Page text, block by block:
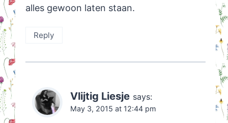
alles gewoon laten staan.
Reply
Vlijtig Liesje says:
May 3, 2015 at 12:44 pm